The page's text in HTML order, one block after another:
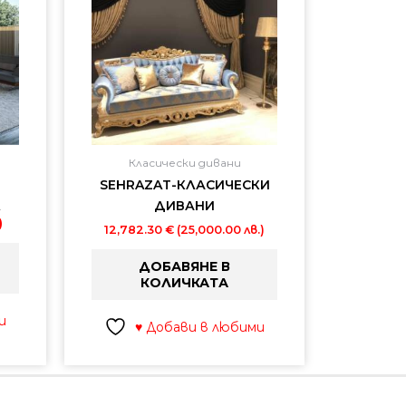
лв.).
лв.).
Класически дивани
SEHRAZAT-КЛАСИЧЕСКИ
ДИВАНИ
12,782.30 € (25,000.00 лв.)
ДОБАВЯНЕ В
КОЛИЧКАТА
♥ Добави в любими